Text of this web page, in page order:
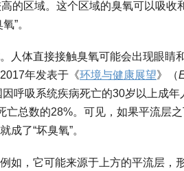
的区域。这个区域的臭氧可以吸
”。
。人体直接接触臭氧可能会出现眼睛
年发表于《环境与健康展望》（
呼吸系统疾病死亡的30岁以上成
亡总数的28%。可见，如果平流层
了“坏臭氧”。
如，它可能来源于上方的平流层，